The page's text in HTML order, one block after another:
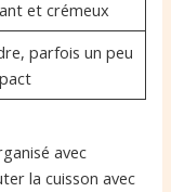
et crémeux
parfois un peu
avec
la cuisson avec